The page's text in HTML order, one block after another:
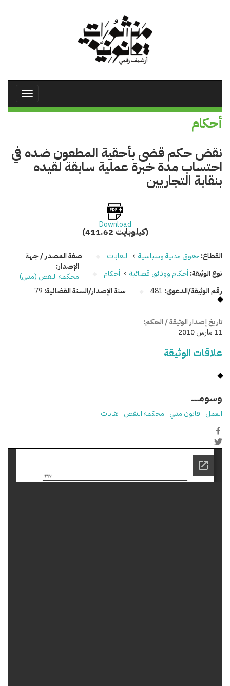
Toggle
أحكام
نقض حكم قضى بأحقية المطعون ضده في
احتساب مدة خبرة عملية سابقة لقيده
بنقابة التجاريين
Download
(411.62 كيلوبايت)
القطاع:حقوق مدنية وسياسية › النقابات
نوع الوثيقة:أحكام ووثائق قضائية › أحكام
رقم الوثيقة/الدعوى: 481 سنة الإصدار/السنة القضائية: 79
صفة المصدر / جهة
الإصدار:
محكمة النقض (مدني)
تاريخ إصدار الوثيقة / الحكم:
11 مارس 2010
علاقات الوثيقة
وسومـــــ
العمل قانون مدني محكمة النقض نقابات